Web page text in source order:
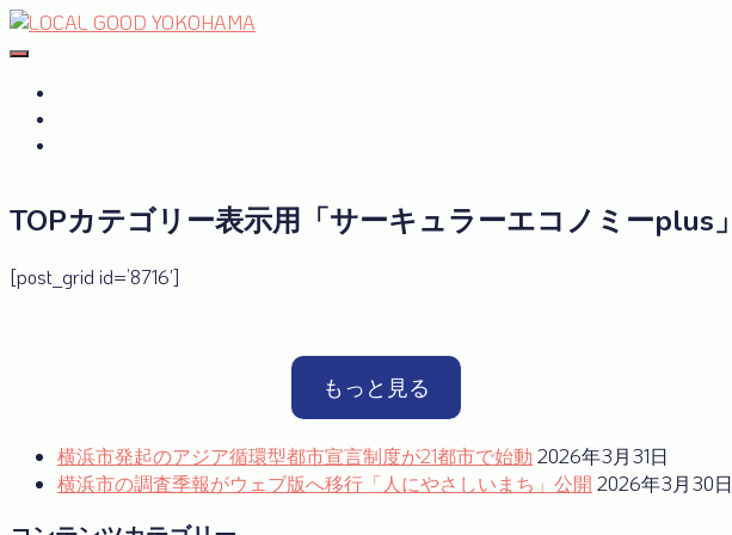
Skip
to
TOPカテゴリー表示用「サーキュラーエコノミーplus」
[post_grid id=’8716′]
もっと見る
横浜市発起のアジア循環型都市宣言制度が21都市で始動 2026年3月31日
横浜市の調査季報がウェブ版へ移行「人にやさしいまち」公開 2026年3月30日